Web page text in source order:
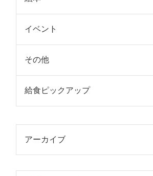
イベント
その他
給食ピックアップ
アーカイブ